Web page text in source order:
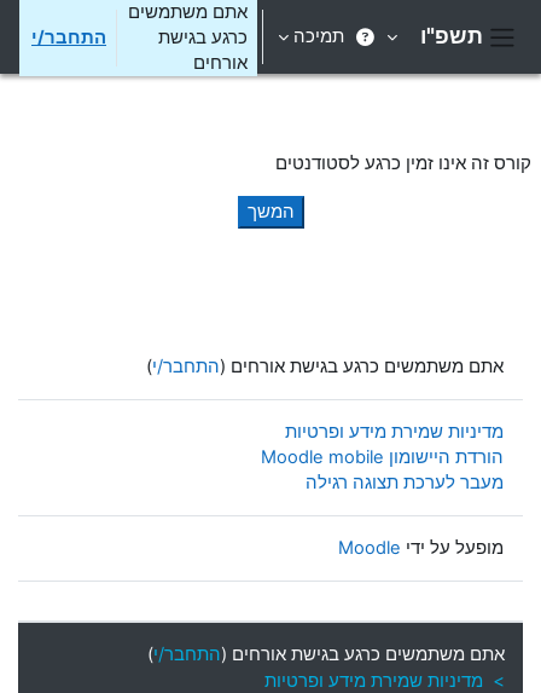
תשפ"ו תמיכה
אתם משתמשים
כרגע בגישת
אורחים
התחבר/י
קורס זה אינו זמין כרגע לסטודנטים
המשך
אתם משתמשים כרגע בגישת אורחים (התחבר/י)
מדיניות שמירת מידע ופרטיות
הורדת היישומון Moodle mobile
מעבר לערכת תצוגה רגילה
מופעל על ידי Moodle
אתם משתמשים כרגע בגישת אורחים (התחבר/י)
> מדיניות שמירת מידע ופרטיות